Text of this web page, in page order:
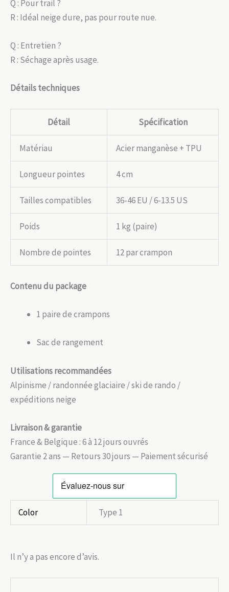
Q : Pour trail ?
R : Idéal neige dure, pas pour route nue.
Q : Entretien ?
R : Séchage après usage.
Détails techniques
Détail Spécification
Matériau Acier manganèse + TPU
Longueur pointes 4 cm
Tailles compatibles 36-46 EU / 6-13.5 US
Poids 1 kg (paire)
Nombre de pointes 12 par crampon
Contenu du package
1 paire de crampons
Sac de rangement
Utilisations recommandées
Alpinisme / randonnée glaciaire / ski de rando /
expéditions neige
Livraison & garantie
France & Belgique : 6 à 12 jours ouvrés
Garantie 2 ans — Retours 30 jours — Paiement sécurisé
Color Type 1
Il n’y a pas encore d’avis.